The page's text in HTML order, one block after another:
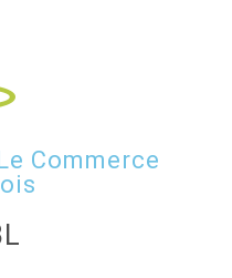
Commerce